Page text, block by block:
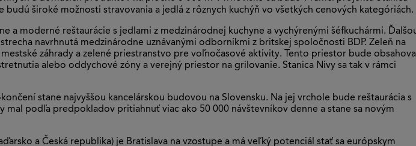
široké možnosti stravovania a jedlá z rôznych kuchýň vo všetkých cenových kategóriách.
a moderné reštaurácie s jedlami z medzinárodnej kuchyne a vychýrenými šéfkuchármi.
navrhnutá medzinárodne uznávanými odborníkmi z britskej spoločnosti BDP. Zeleň na
záhrady a zelené priestranstvo pre voľnočasové aktivity. Tento priestor bude
alebo oddychové zóny a verejný priestor na grilovanie. Stanica Nivy sa tak v rámci
stane najvyššou kancelárskou budovou na Slovensku. Na jej vrchole bude reštaurácia s
podľa predpokladov pritiahnuť viac ako 50 000 návštevníkov denne a stane sa novým
a Česká republika) je Bratislava na vzostupe a má veľký potenciál stať sa európskym